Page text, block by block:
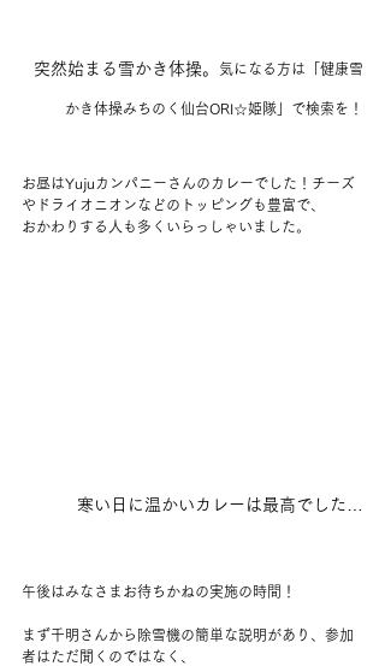
突然始まる雪かき体操。 気になる方は「健康雪
かき体操みちのく仙台ORI☆姫隊」で検索を！
お昼はYujuカンパニーさんのカレーでした！チーズ
やドライオニオンなどのトッピングも豊富で、
おかわりする人も多くいらっしゃいました。
寒い日に温かいカレーは最高でした…
午後はみなさまお待ちかねの実施の時間！
まず千明さんから除雪機の簡単な説明があり、参加
者はただ聞くのではなく、